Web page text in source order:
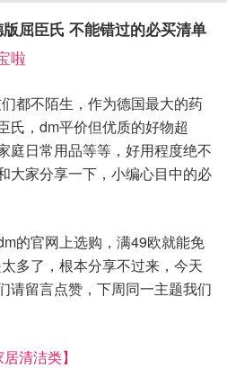
屈臣氏 不能错过的必买清单
啦
都不陌生，作为德国最大的药
氏，dm平价但优质的好物超
庭日常用品等等，好用程度绝不
大家分享一下，小编心目中的必
的官网上选购，满49欧就能免
多了，根本分享不过来，今天
请留言点赞，下周同一主题我们
居清洁类】